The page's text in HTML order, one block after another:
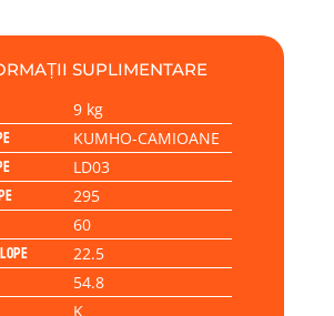
SUPLIMENTARE
9 kg
KUMHO-CAMIOANE
LD03
295
60
22.5
54.8
K